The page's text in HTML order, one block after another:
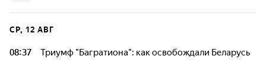
СР, 12 АВГ
08:37 Триумф "Багратиона": как освобождали Беларусь